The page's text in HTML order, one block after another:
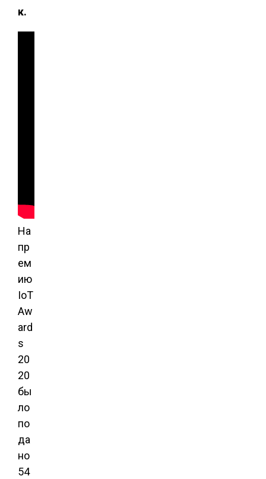
к.
На
пр
ем
ию
IoT
Aw
ard
s
20
20
бы
ло
по
да
но
54